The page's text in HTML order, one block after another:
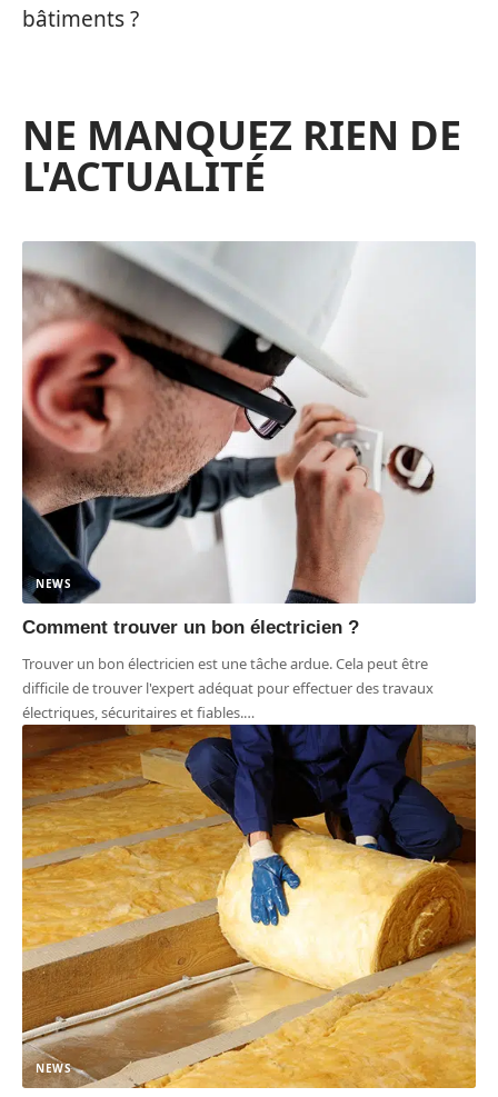
bâtiments ?
NE MANQUEZ RIEN DE
L'ACTUALITÉ
NEWS
Comment trouver un bon électricien ?
Trouver un bon électricien est une tâche ardue. Cela peut être
difficile de trouver l'expert adéquat pour effectuer des travaux
électriques, sécuritaires et fiables.…
NEWS